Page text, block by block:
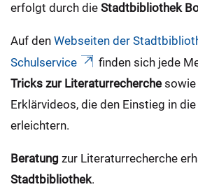
erfolgt durch die Stadtbibliothek
Auf den Webseiten der
Schulservice
finden sich jede
Tricks zur Literaturrecherche sowie
Erklärvideos, die den Einstieg in
erleichtern.
Beratung zur Literaturrecherche
Stadtbibliothek.